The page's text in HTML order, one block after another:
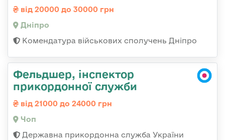
від 20000 до 30000 грн
Дніпро
Комендатура військових сполучень Дніпро
Фельдшер, інспектор
прикордонної служби
від 21000 до 24000 грн
Чоп
Державна прикордонна служба України